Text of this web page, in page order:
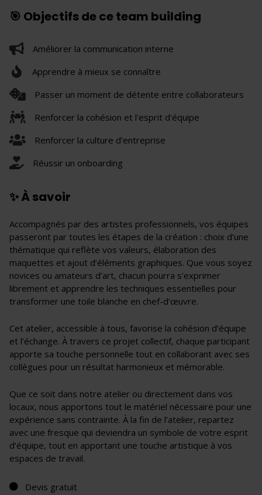
🎯 Objectifs de ce team building
Améliorer la communication interne
Apprendre à mieux se connaître
Passer un moment de détente entre collaborateurs
Renforcer la cohésion et l'esprit d'équipe
Renforcer la culture d'entreprise
Réussir un onboarding
✨ À savoir
Accompagnés par des artistes professionnels, vos équipes
passeront par toutes les étapes de la création : choix d’une
thématique qui reflète vos valeurs, élaboration des
maquettes et ajout d’éléments graphiques. Que vous soyez
novices ou amateurs d’art, chacun pourra s’exprimer
librement et apprendre les techniques essentielles pour
transformer une toile blanche en chef-d’œuvre.
Cet atelier, accessible à tous, favorise la cohésion d’équipe
et l’échange. À travers ce projet collectif, chaque participant
apporte sa touche personnelle tout en collaborant avec ses
collègues pour un résultat harmonieux et mémorable.
Que ce soit dans notre atelier ou directement dans vos
locaux, nous apportons tout le matériel nécessaire pour une
expérience sans contrainte. À la fin de l’atelier, repartez
avec une fresque qui deviendra un symbole de votre esprit
d’équipe, tout en apportant une touche artistique à vos
espaces de travail.
Devis gratuit